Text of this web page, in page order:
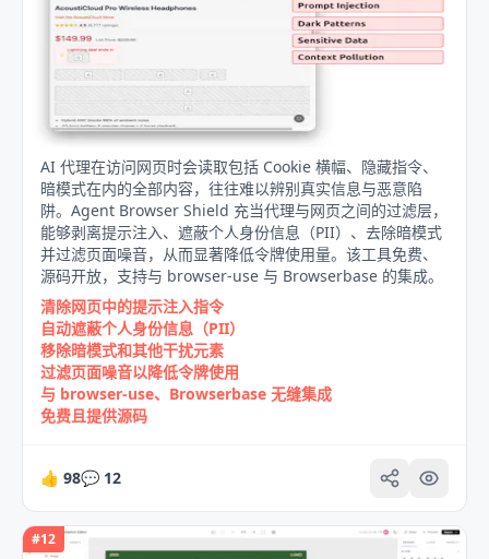
AI 代理在访问网页时会读取包括 Cookie 横幅、隐藏指令、
暗模式在内的全部内容，往往难以辨别真实信息与恶意陷
阱。Agent Browser Shield 充当代理与网页之间的过滤层，
能够剥离提示注入、遮蔽个人身份信息（PII）、去除暗模式
并过滤页面噪音，从而显著降低令牌使用量。该工具免费、
源码开放，支持与 browser-use 与 Browserbase 的集成。
清除网页中的提示注入指令
自动遮蔽个人身份信息（PII）
移除暗模式和其他干扰元素
过滤页面噪音以降低令牌使用
与 browser-use、Browserbase 无缝集成
免费且提供源码
👍 98💬 12
#12